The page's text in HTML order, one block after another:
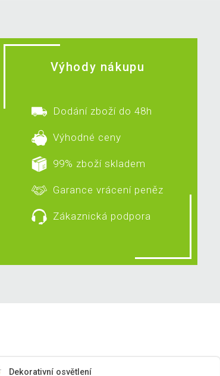
Výhody nákupu
Dodání zboží do 48h
Výhodné ceny
99% zboží skladem
Garance vrácení peněz
Zákaznická podpora
Dekorativní osvětlení